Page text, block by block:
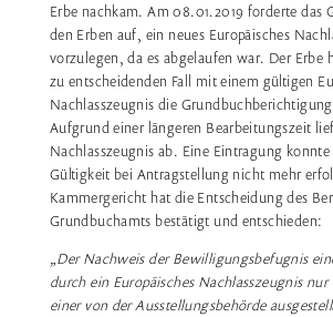
Erbe nachkam. Am 08.01.2019 forderte das
den Erben auf, ein neues Europäisches
vorzulegen, da es abgelaufen war. Der Erbe
zu entscheidenden Fall mit einem gültigen
Nachlasszeugnis die
Aufgrund einer längeren Bearbeitungszeit
Nachlasszeugnis ab. Eine Eintragung
Gültigkeit bei Antragstellung nicht mehr
Kammergericht hat die Entscheidung des
Grundbuchamts bestätigt und entschieden:
„Der Nachweis der Bewilligungsbefugnis
durch ein Europäisches Nachlasszeugnis
einer von der Ausstellungsbehörde